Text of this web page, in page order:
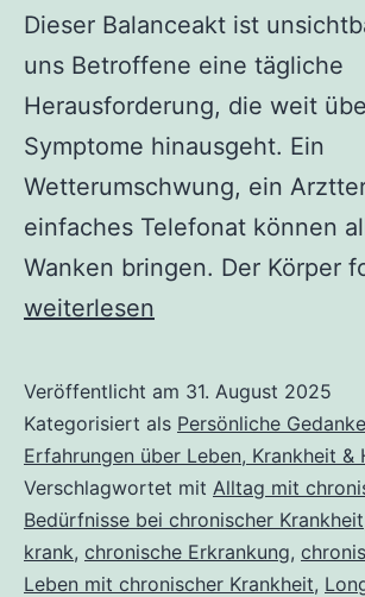
Dieser Balanceakt ist
uns Betroffene eine tägliche
Herausforderung, die weit
Symptome hinausgeht. Ein
Wetterumschwung, ein
einfaches Telefonat können
Wanken bringen. Der Körper
Chronisch
Wenn
Bedürfnisse,
Wünsche
und
Realität
im
weiterlesen
Veröffentlicht am 31. August 2025
Kategorisiert als Persönliche
Erfahrungen über Leben, Krankheit &
Verschlagwortet mit Alltag mit
Bedürfnisse bei chronischer Krankheit
krank, chronische Erkrankung,
Leben mit chronischer Krankheit,